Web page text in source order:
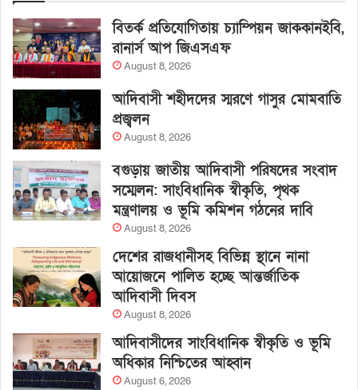
বিতর্ক প্রতিযোগিতায় চ্যাম্পিয়ন জাককানইবি,
রানার্স আপ জিএসএফ
August 8, 2026
আদিবাসী শহীদদের স্মরণে গাসুর মোমবাতি
প্রজ্বলন
August 8, 2026
বগুড়ায় জাতীয় আদিবাসী পরিষদের সংবাদ
সম্মেলন: সাংবিধানিক স্বীকৃতি, পৃথক
মন্ত্রণালয় ও ভূমি কমিশন গঠনের দাবি
August 8, 2026
দেশের রাজধানীসহ বিভিন্ন স্থানে নানা
আয়োজনে পালিত হচ্ছে আন্তর্জাতিক
আদিবাসী দিবস
August 8, 2026
আদিবাসীদের সাংবিধানিক স্বীকৃতি ও ভূমি
অধিকার নিশ্চিতের আহ্বান
August 6, 2026